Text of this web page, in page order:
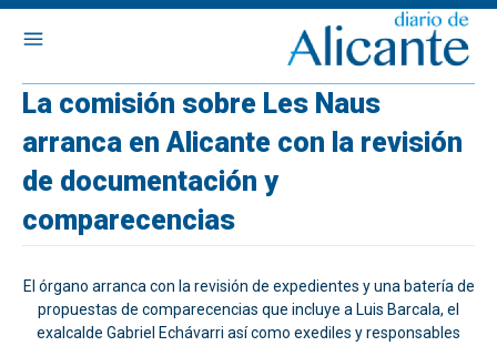
La comisión sobre Les Naus
arranca en Alicante con la revisión
de documentación y
comparecencias
El órgano arranca con la revisión de expedientes y una batería de
propuestas de comparecencias que incluye a Luis Barcala, el
exalcalde Gabriel Echávarri así como exediles y responsables